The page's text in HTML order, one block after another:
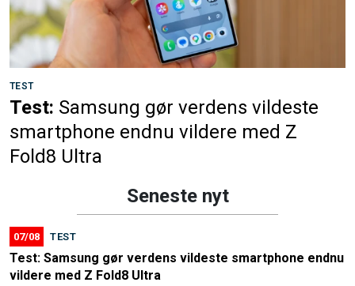
TEST
Test: Samsung gør verdens vildeste
smartphone endnu vildere med Z
Fold8 Ultra
Seneste nyt
07/08 TEST
Test: Samsung gør verdens vildeste smartphone endnu
vildere med Z Fold8 Ultra